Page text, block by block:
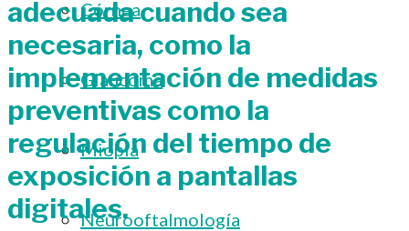
Córnea
Glaucoma
Miopía
Neurooftalmología
adecuada cuando sea
necesaria, como la
implementación de medidas
preventivas como la
regulación del tiempo de
exposición a pantallas
digitales.